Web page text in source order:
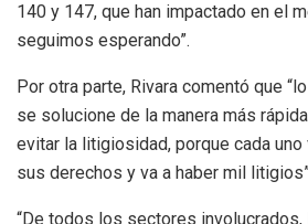
140 y 147, que han impactado en el
seguimos esperando”.
Por otra parte, Rivara comentó que
se solucione de la manera más
evitar la litigiosidad, porque cada uno
sus derechos y va a haber mil
“De todos los sectores